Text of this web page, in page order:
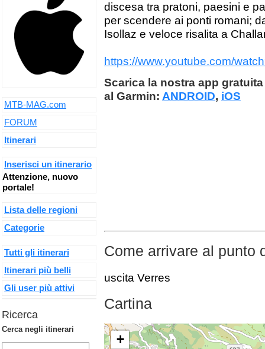
discesa tra pratoni, paesini e
per scendere ai ponti romani;
Isollaz e veloce risalita a
https://www.youtube.com/
Scarica la nostra app
al Garmin: ANDROID, iOS
Come arrivare al punto
uscita Verres
Cartina
+
MTB-MAG.com
FORUM
Itinerari
Inserisci un itinerario
Attenzione, nuovo
portale!
Lista delle regioni
Categorie
Tutti gli itinerari
Itinerari più belli
Gli user più attivi
Ricerca
Cerca negli itinerari